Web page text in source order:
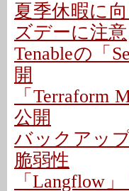
夏季休暇に
ズデーに注意
Tenableの「
開
「Terraform
公開
バックアッ
脆弱性
「Langflow